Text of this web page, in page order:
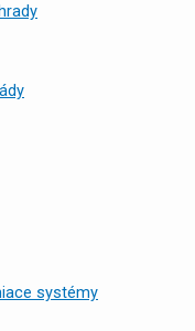
systémy